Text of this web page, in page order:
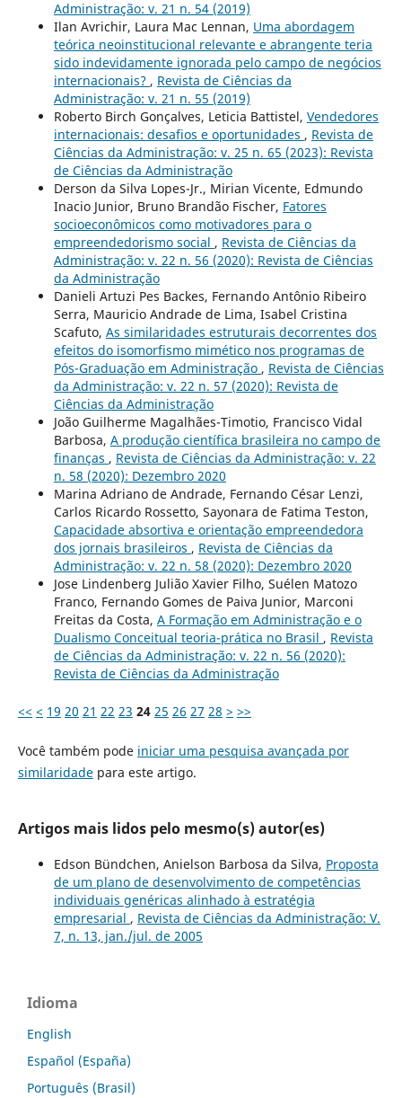
Administração: v. 21 n. 54 (2019)
Ilan Avrichir, Laura Mac Lennan, Uma abordagem
teórica neoinstitucional relevante e abrangente teria
sido indevidamente ignorada pelo campo de negócios
internacionais? , Revista de Ciências da
Administração: v. 21 n. 55 (2019)
Roberto Birch Gonçalves, Leticia Battistel, Vendedores
internacionais: desafios e oportunidades , Revista de
Ciências da Administração: v. 25 n. 65 (2023): Revista
de Ciências da Administração
Derson da Silva Lopes-Jr., Mirian Vicente, Edmundo
Inacio Junior, Bruno Brandão Fischer, Fatores
socioeconômicos como motivadores para o
empreendedorismo social , Revista de Ciências da
Administração: v. 22 n. 56 (2020): Revista de Ciências
da Administração
Danieli Artuzi Pes Backes, Fernando Antônio Ribeiro
Serra, Mauricio Andrade de Lima, Isabel Cristina
Scafuto, As similaridades estruturais decorrentes dos
efeitos do isomorfismo mimético nos programas de
Pós-Graduação em Administração , Revista de Ciências
da Administração: v. 22 n. 57 (2020): Revista de
Ciências da Administração
João Guilherme Magalhães-Timotio, Francisco Vidal
Barbosa, A produção científica brasileira no campo de
finanças , Revista de Ciências da Administração: v. 22
n. 58 (2020): Dezembro 2020
Marina Adriano de Andrade, Fernando César Lenzi,
Carlos Ricardo Rossetto, Sayonara de Fatima Teston,
Capacidade absortiva e orientação empreendedora
dos jornais brasileiros , Revista de Ciências da
Administração: v. 22 n. 58 (2020): Dezembro 2020
Jose Lindenberg Julião Xavier Filho, Suélen Matozo
Franco, Fernando Gomes de Paiva Junior, Marconi
Freitas da Costa, A Formação em Administração e o
Dualismo Conceitual teoria-prática no Brasil , Revista
de Ciências da Administração: v. 22 n. 56 (2020):
Revista de Ciências da Administração
<< < 19 20 21 22 23 24 25 26 27 28 > >>
Você também pode iniciar uma pesquisa avançada por
similaridadepara este artigo.
Artigos mais lidos pelo mesmo(s) autor(es)
Edson Bündchen, Anielson Barbosa da Silva, Proposta
de um plano de desenvolvimento de competências
individuais genéricas alinhado à estratégia
empresarial , Revista de Ciências da Administração: V.
7, n. 13, jan./jul. de 2005
Idioma
English
Español (España)
Português (Brasil)